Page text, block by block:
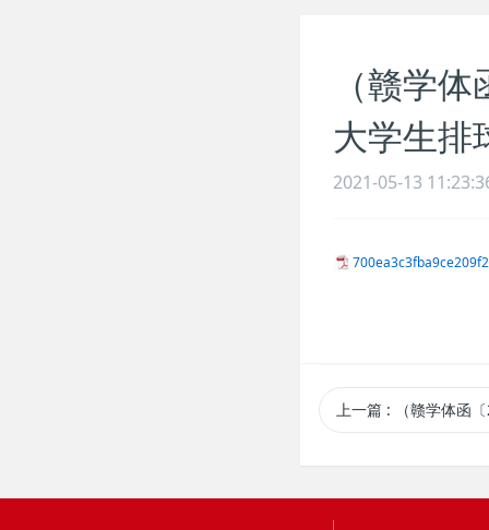
（赣学
大学生排
2021-05-13
上一篇 : （赣学体函〔2021〕2号）关于2021年江西省大学生田径比赛暨